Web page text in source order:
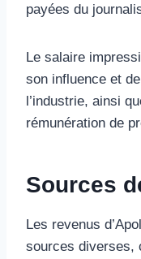
payées du
Le salaire
son influence et
l’industrie, ainsi
rémunération de
Sources
Les revenus
sources diverses,